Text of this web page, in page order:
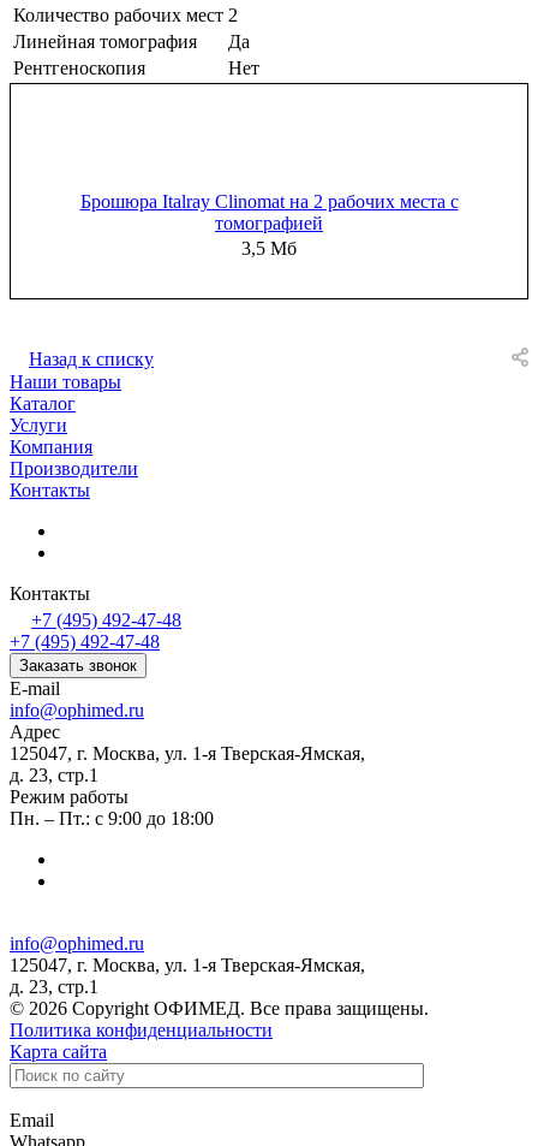
Количество рабочих мест 2
Линейная томография
Да
Рентгеноскопия
Нет
Брошюра Italray Clinomat на 2 рабочих места с
томографией
3,5 Мб
Назад к списку
Наши товары
Каталог
Услуги
Компания
Производители
Контакты
Контакты
+7 (495) 492-47-48
+7 (495) 492-47-48
Заказать звонок
E-mail
info@ophimed.ru
Адрес
125047, г. Москва, ул. 1-я Тверская-Ямская,
д. 23, стр.1
Режим работы
Пн. – Пт.: с 9:00 до 18:00
info@ophimed.ru
125047, г. Москва, ул. 1-я Тверская-Ямская,
д. 23, стр.1
© 2026 Copyright ОФИМЕД. Все права защищены.
Политика конфиденциальности
Карта сайта
Email
Whatsapp